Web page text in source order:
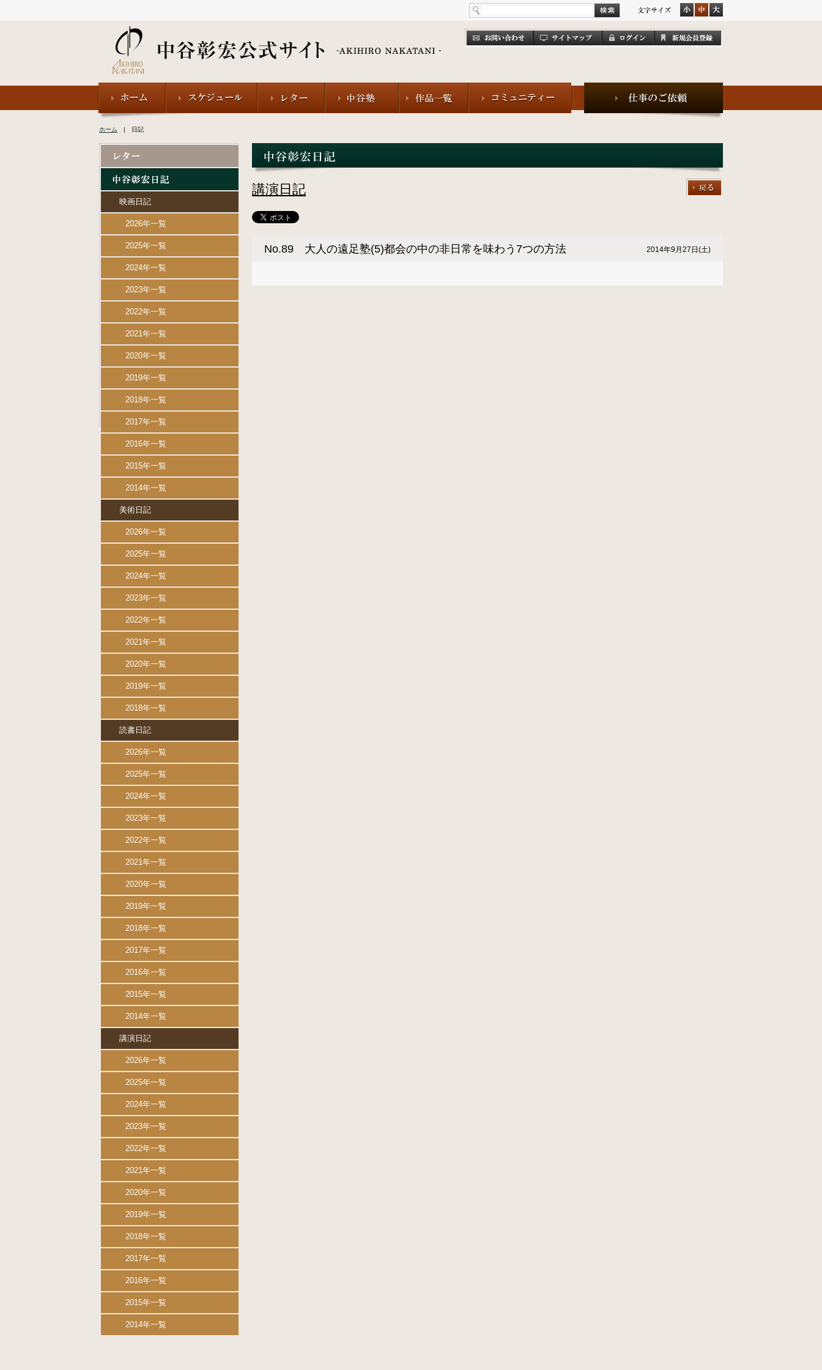
ホーム | 日記
講演日記
No.89 大人の遠足塾(5)都会の中の非日常を味わう7つの方法 2014年9月27日(土)
映画日記
2026年一覧
2025年一覧
2024年一覧
2023年一覧
2022年一覧
2021年一覧
2020年一覧
2019年一覧
2018年一覧
2017年一覧
2016年一覧
2015年一覧
2014年一覧
美術日記
2026年一覧
2025年一覧
2024年一覧
2023年一覧
2022年一覧
2021年一覧
2020年一覧
2019年一覧
2018年一覧
読書日記
2026年一覧
2025年一覧
2024年一覧
2023年一覧
2022年一覧
2021年一覧
2020年一覧
2019年一覧
2018年一覧
2017年一覧
2016年一覧
2015年一覧
2014年一覧
講演日記
2026年一覧
2025年一覧
2024年一覧
2023年一覧
2022年一覧
2021年一覧
2020年一覧
2019年一覧
2018年一覧
2017年一覧
2016年一覧
2015年一覧
2014年一覧